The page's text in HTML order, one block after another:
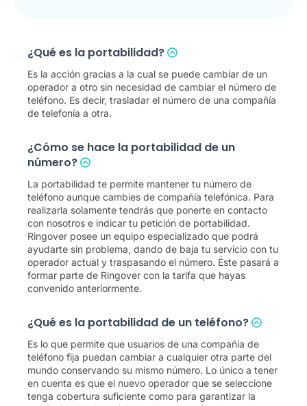
¿Qué es la portabilidad?
Es la acción gracias a la cual se puede cambiar de un
operador a otro sin necesidad de cambiar el número de
teléfono. Es decir, trasladar el número de una compañía
de telefonía a otra.
¿Cómo se hace la portabilidad de un
número?
La portabilidad te permite mantener tu número de
teléfono aunque cambies de compañía telefónica. Para
realizarla solamente tendrás que ponerte en contacto
con nosotros e indicar tu petición de portabilidad.
Ringover posee un equipo especializado que podrá
ayudarte sin problema, dando de baja tu servicio con tu
operador actual y traspasando el número. Éste pasará a
formar parte de Ringover con la tarifa que hayas
convenido anteriormente.
¿Qué es la portabilidad de un teléfono?
Es lo que permite que usuarios de una compañía de
teléfono fija puedan cambiar a cualquier otra parte del
mundo conservando su mismo número. Lo único a tener
en cuenta es que el nuevo operador que se seleccione
tenga cobertura suficiente como para garantizar la